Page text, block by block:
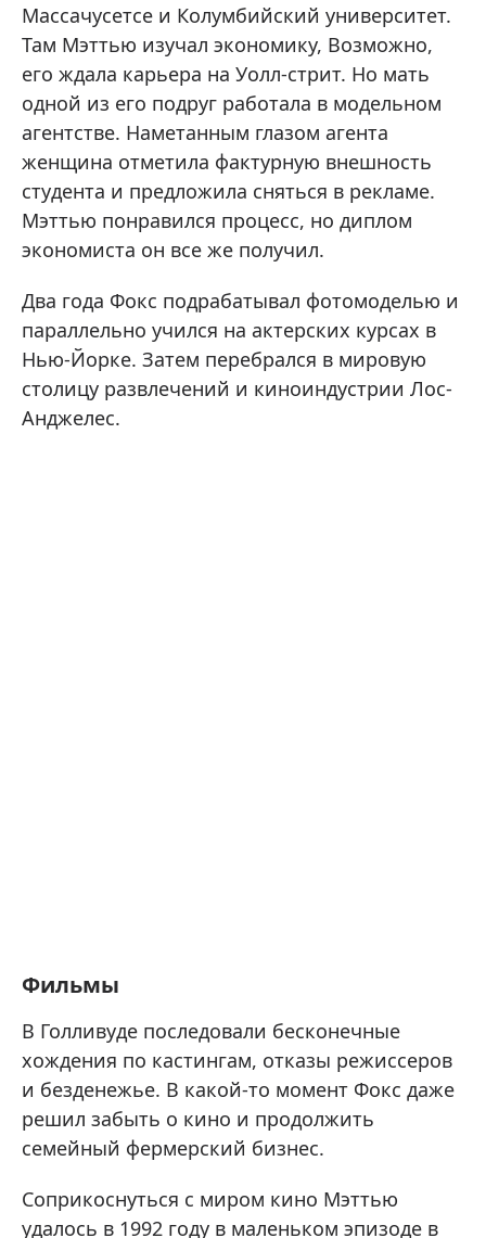
Массачусетсе и Колумбийский университет.
Там Мэттью изучал экономику, Возможно,
его ждала карьера на Уолл-стрит. Но мать
одной из его подруг работала в модельном
агентстве. Наметанным глазом агента
женщина отметила фактурную внешность
студента и предложила сняться в рекламе.
Мэттью понравился процесс, но диплом
экономиста он все же получил.
Два года Фокс подрабатывал фотомоделью и
параллельно учился на актерских курсах в
Нью-Йорке. Затем перебрался в мировую
столицу развлечений и киноиндустрии Лос-
Анджелес.
Фильмы
В Голливуде последовали бесконечные
хождения по кастингам, отказы режиссеров
и безденежье. В какой-то момент Фокс даже
решил забыть о кино и продолжить
семейный фермерский бизнес.
Соприкоснуться с миром кино Мэттью
удалось в 1992 году в маленьком эпизоде в